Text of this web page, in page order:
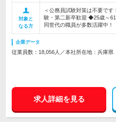
対象と
なる方
＜公務員試験対策は不要で
験・第二新卒歓迎 ◆25歳～
同世代の職員が多数活躍中！
企業データ
従業員数：18,056人／本社所在地：兵庫県
求人詳細を見る